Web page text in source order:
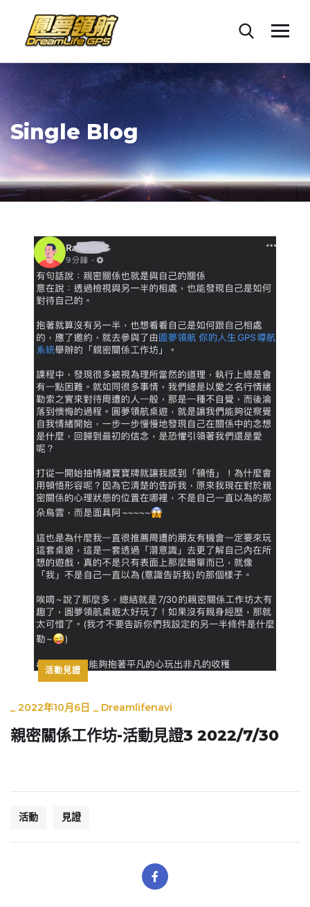
Single Blog
活動見證
_ 2022年10月6日 _ Dreamlifenavi
親密關係工作坊-活動見證3 2022/7/30
活動 見證